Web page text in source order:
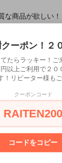
な商品が欲しい
います！最大８
ではミアコス衣
ェオリジナルグッ
ーポン！２
たらラッキー！ご
以上ご利用で２０
！リピーター様も
クーポンコード
RAITEN200
コードをコピー